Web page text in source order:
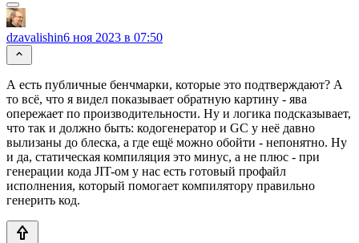
dzavalishin6 ноя 2023 в 07:50
А есть публичные бенчмарки, которые это подтверждают? А
то всё, что я видел показывает обратную картину - ява
опережает по производительности. Ну и логика подсказывает,
что так и должно быть: кодогенератор и GC у неё давно
вылизаны до блеска, а где ещё можно обойти - непонятно. Ну
и да, статическая компиляция это минус, а не плюс - при
генерации кода JIT-ом у нас есть готовый профайл
исполнения, который помогает компилятору правильно
генерить код.